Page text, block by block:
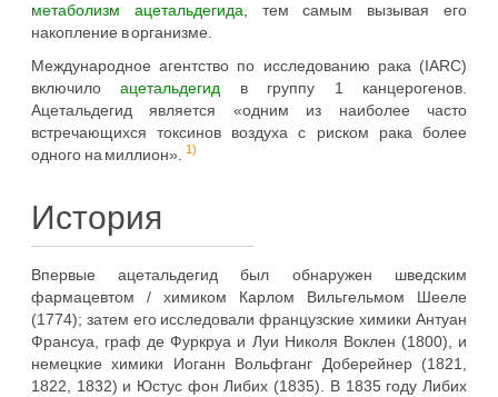
метаболизм
ацетальдегида, тем самым вызывая его
накопление в организме.
Международное агентство по исследованию рака (IARC)
включилоацетальдегид в группу 1 канцерогенов.
Ацетальдегид является «одним из наиболее часто
встречающихся токсинов воздуха с риском рака более
одного на миллион». 1)
История
Впервые ацетальдегид был обнаружен шведским
фармацевтом / химиком Карлом Вильгельмом Шееле
(1774); затем его исследовали французские химики Антуан
Франсуа, граф де Фуркруа и Луи Николя Воклен (1800), и
немецкие химики Иоганн Вольфганг Доберейнер (1821,
1822, 1832) и Юстус фон Либих (1835). В 1835 году Либих